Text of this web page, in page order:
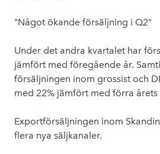
"Något ökande försäljning i Q2"
Under det andra kvartalet har
jämfört med föregående år.
försäljningen inom grossist och
med 22% jämfört med förra
Exportförsäljningen inom
flera nya säljkanaler.